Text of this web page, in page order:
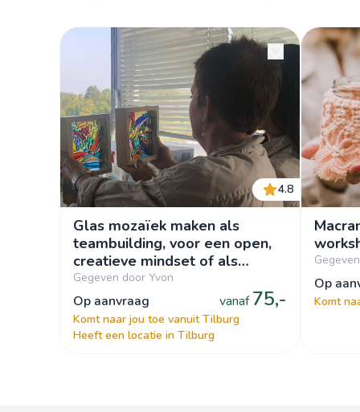
4.8
Glas mozaïek maken als
teambuilding, voor een open,
creatieve mindset of als
teamuitje.
Gegeven door Yvon
op aanvraag vanaf 75,-
Komt naar jou toe vanuit Tilburg
Heeft een locatie in Tilburg
op
Komt